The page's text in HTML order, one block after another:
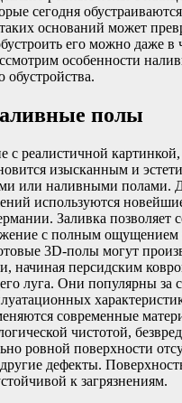
сегодня
оснований может
его можно даже в
особенности
полы
с реалистичной
изысканным и
или наливными полами.
используются
Заливка позволяет
с полным ощущением
3D-полы могут
начиная персидским
луга. Они популярны за
современные
чистотой,
ровной поверхности
дефекты.
к загрязнениям.